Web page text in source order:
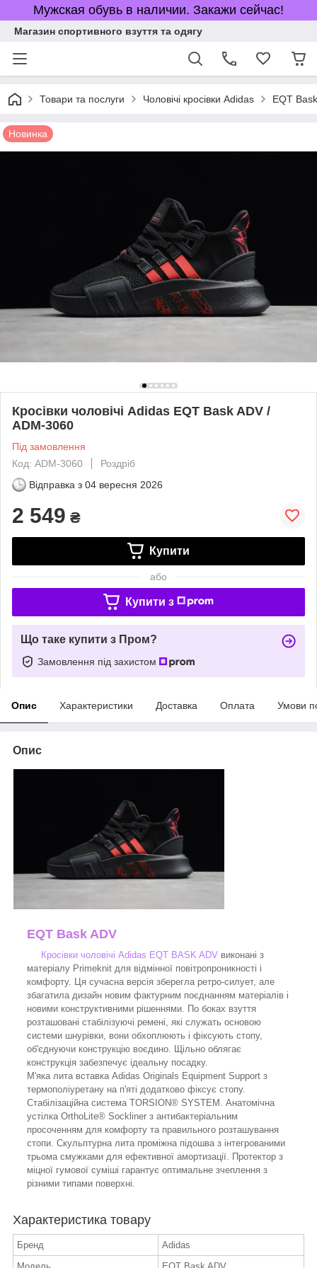
Мужская обувь в наличии. Закажи сейчас!
Магазин спортивного взуття та одягу
Товари та послуги Чоловічі кросівки Adidas EQT
Новинка
Кросівки чоловічі Adidas EQT Bask ADV /
ADM-3060
Під замовлення
Код: ADM-3060
Роздріб
Відправка з 04 вересня 2026
2 549 ₴
Купити
або
Купити з
Що таке купити з Пром?
Замовлення під захистом
Опис Характеристики Доставка Оплата Умови
Опис
EQT Bask ADV
Кросівки чоловічі Adidas EQT BASK ADV виконані з
матеріалу Primeknit для відмінної повітропроникності і
комфорту. Ця сучасна версія зберегла ретро-силует, але
збагатила дизайн новим фактурним поєднанням матеріалів і
новими конструктивними рішеннями. По боках взуття
розташовані стабілізуючі ремені, які служать основою
системи шнурівки, вони обхоплюють і фіксують стопу,
об'єднуючи конструкцію воєдино. Щільно облягає
конструкція забезпечує ідеальну посадку.
М'яка лита вставка Adidas Originals Equipment Support з
термополіуретану на п'яті додатково фіксує стопу.
Стабілізаційна система TORSION® SYSTEM. Анатомічна
устілка OrthoLite® Sockliner з антибактеріальним
просоченням для комфорту та правильного розташування
стопи. Скульптурна лита проміжна підошва з інтегрованими
трьома смужками для ефективної амортизації. Протектор з
міцної гумової суміші гарантує оптимальне зчеплення з
різними типами поверхні.
Характеристика товару
Бренд
Adidas